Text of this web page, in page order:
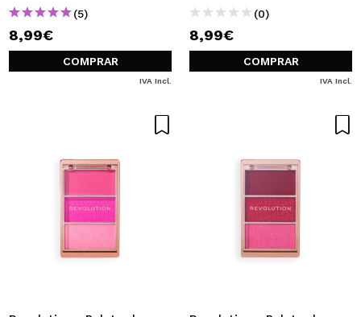
(5)
8,99€
COMPRAR
IVA Incl.
(0)
8,99€
COMPRAR
IVA Incl.